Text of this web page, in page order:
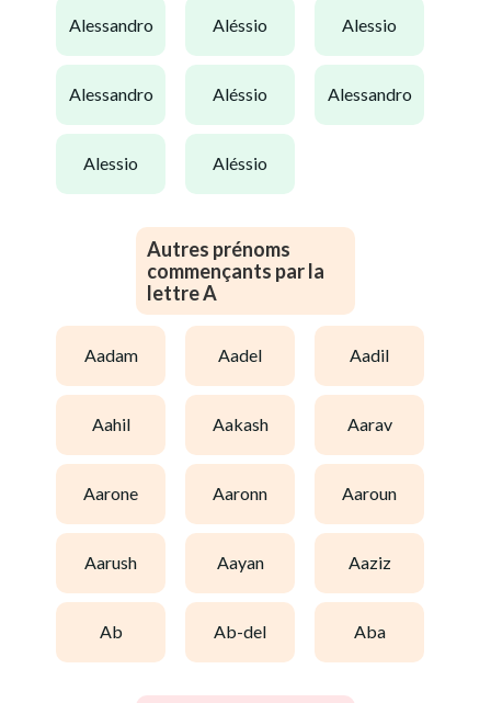
alessandro aléssio alessio
alessandro aléssio alessandro
alessio aléssio
Autres prénoms
commençants par la
lettre A
aadam aadel aadil
aahil aakash aarav
aarone aaronn aaroun
aarush aayan aaziz
ab ab-del aba